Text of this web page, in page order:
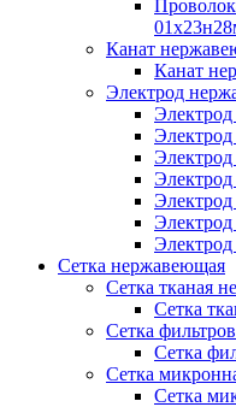
Канат
Канат
Электрод
Сетка нержавеющая
Сетка тканая
Сетка
Сетка
Сетка
Сетка
Сетка